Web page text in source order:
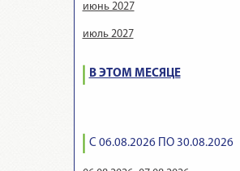
июнь 2027
июль 2027
В ЭТОМ МЕСЯЦЕ
С 06.08.2026 ПО 30.08.2026